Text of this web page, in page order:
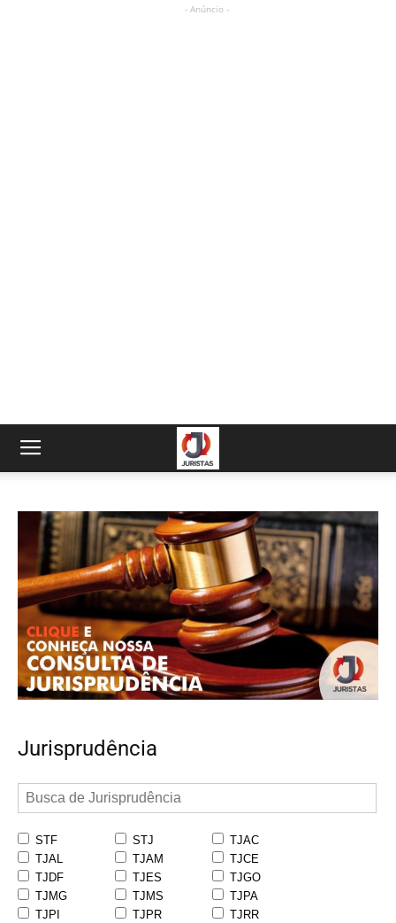
- Anúncio -
Jurisprudência
STF STJ
TJAC
TJAL
TJAM
TJCE
TJDF
TJES
TJGO
TJMG
TJMS
TJPA
TJPI
TJPR
TJRR